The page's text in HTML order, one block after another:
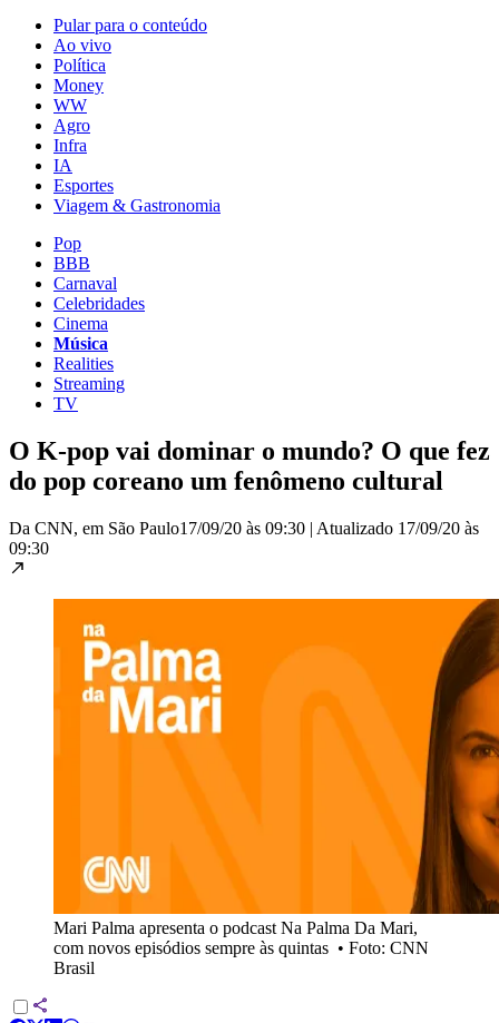
Pular para o conteúdo
Ao vivo
Política
Money
WW
Agro
Infra
IA
Esportes
Viagem & Gastronomia
Pop
BBB
Carnaval
Celebridades
Cinema
Música
Realities
Streaming
TV
O K-pop vai dominar o mundo? O que fez
do pop coreano um fenômeno cultural
Da CNN, em São Paulo17/09/20 às 09:30 | Atualizado 17/09/20 às
09:30
Mari Palma apresenta o podcast Na Palma Da Mari,
com novos episódios sempre às quintas • Foto: CNN
Brasil